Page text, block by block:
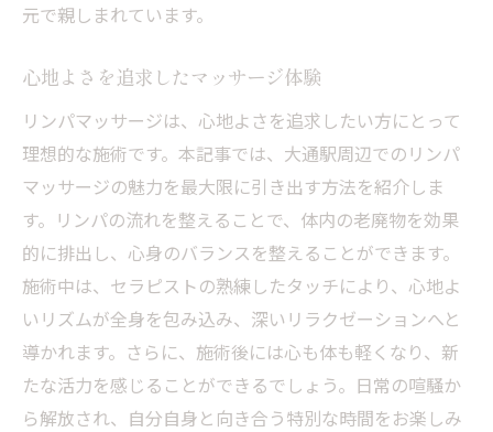
元で親しまれています。
心地よさを追求したマッサージ体験
リンパマッサージは、心地よさを追求したい方にとって
理想的な施術です。本記事では、大通駅周辺でのリンパ
マッサージの魅力を最大限に引き出す方法を紹介しま
す。リンパの流れを整えることで、体内の老廃物を効果
的に排出し、心身のバランスを整えることができます。
施術中は、セラピストの熟練したタッチにより、心地よ
いリズムが全身を包み込み、深いリラクゼーションへと
導かれます。さらに、施術後には心も体も軽くなり、新
たな活力を感じることができるでしょう。日常の喧騒か
ら解放され、自分自身と向き合う特別な時間をお楽しみ